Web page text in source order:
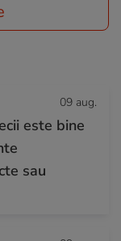
09 aug.
este bine
sau